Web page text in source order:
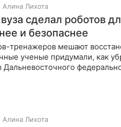
Алина Лихота
сделал роботов
и безопаснее
тренажеров мешают
ученые придумали, как
Алина Лихота